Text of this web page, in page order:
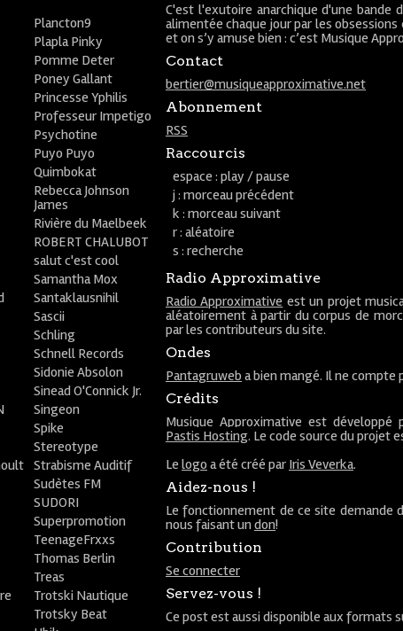
C'est l'exutoire anarchique d'une bande
alimentée chaque jour par les
et on s’y amuse bien : c’est Musique
Contact
bertier@musiqueapproximative.net
Abonnement
RSS
Raccourcis
espace : play / pause
j : morceau précédent
k : morceau suivant
r : aléatoire
s : recherche
Radio Approximative
Radio Approximative est un projet
aléatoirement à partir du corpus de
par les contributeurs du site.
Ondes
Pantagruweb a bien mangé. Il ne compte
Crédits
Musique Approximative est développé
Pastis Hosting. Le code source du projet
Le logo a été créé par Iris Veverka.
Aidez-nous !
Le fonctionnement de ce site demande
nous faisant undon!
Contribution
Se connecter
Servez-vous !
Ce post est aussi disponible aux formats
Plancton9
Plapla Pinky
Pomme Deter
Poney Gallant
Princesse Yphilis
Professeur Impetigo
Psychotine
Puyo Puyo
Quimbokat
Rebecca Johnson
James
Rivière du Maelbeek
ROBERT CHALUBOT
salut c'est cool
Samantha Mox
Santaklausnihil
Sascii
Schling
Schnell Records
Sidonie Absolon
Sinead O'Connick Jr.
Singeon
Spike
Stereotype
Strabisme Auditif
Sudètes FM
SUDORI
Superpromotion
TeenageFrxxs
Thomas Berlin
Treas
Trotski Nautique
Trotsky Beat